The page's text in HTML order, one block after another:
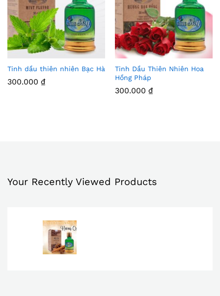
Thê
Tinh dầu thiên nhiên Bạc Hà
300.000 ₫
Thê
Tinh Dầu Thiên Nhiên Hoa
Hồng Pháp
300.000 ₫
Your Recently Viewed Products